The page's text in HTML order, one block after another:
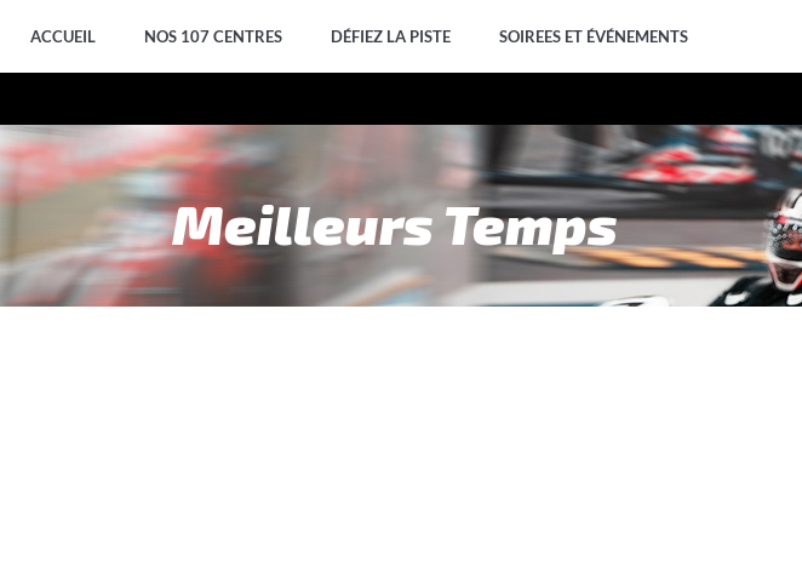
ACCUEIL NOS 107 CENTRES DÉFIEZ LA PISTE SOIREES ET ÉVÉNEMENTS
Meilleurs Temps